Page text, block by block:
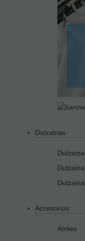
Dulzainas
Accesorios
Atriles